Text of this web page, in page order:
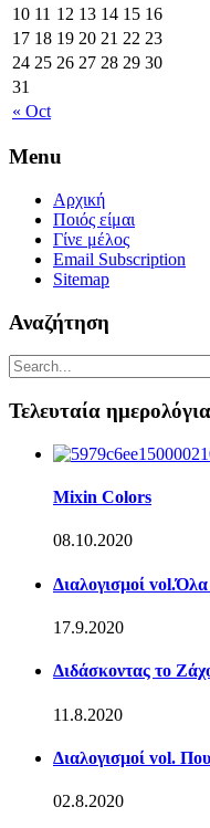
« Oct
10 11 12 13 14 15 16
17 18 19 20 21 22 23
24 25 26 27 28 29 30
31
Menu
Αρχική
Ποιός είμαι
Γίνε μέλος
Email Subscription
Sitemap
Αναζήτηση
Τελευταία ημερολόγια
Mixin Colors
08.10.2020
Διαλογισμοί
17.9.2020
Διδάσκοντας το
11.8.2020
Διαλογισμοί vol.
02.8.2020